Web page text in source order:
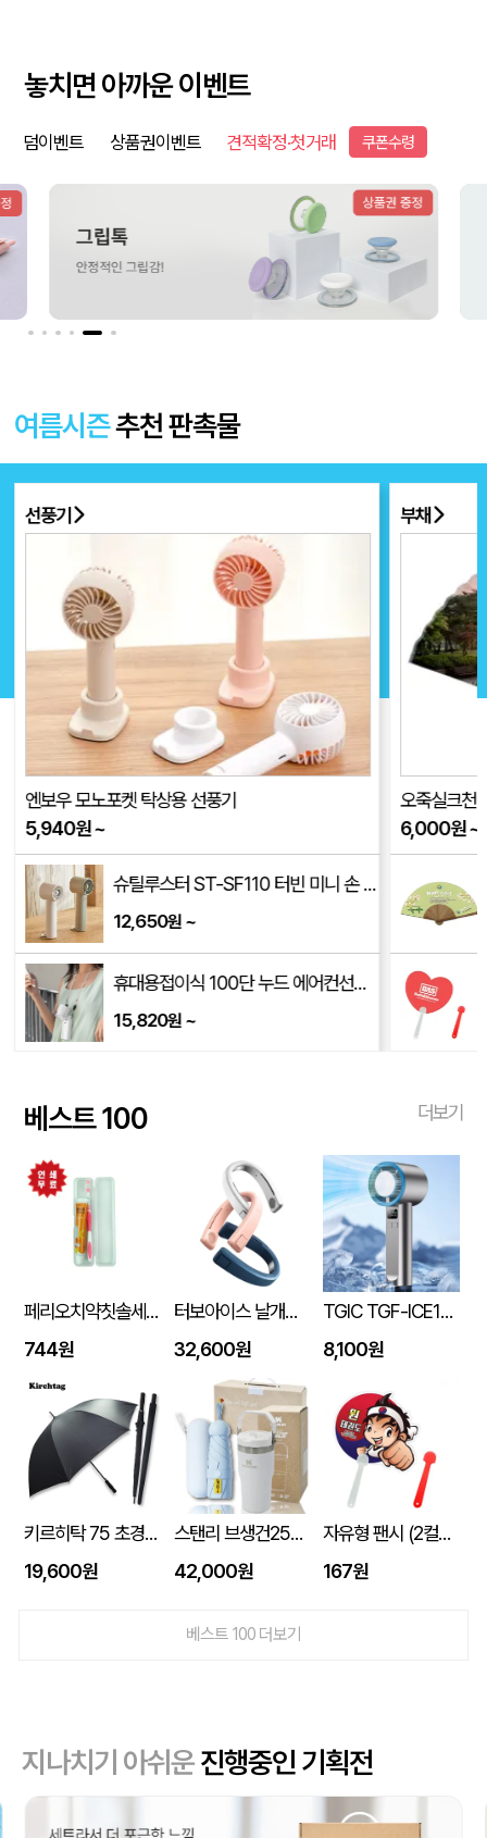
놓치면 아까운 이벤트
덤이벤트 상품권이벤트 견적확정·첫거래 쿠폰수령
여름시즌추천 판촉물
선풍기
엔보우 모노포켓 탁상용 선풍기
5,940원~
슈틸루스터 ST-SF110 터빈 미니 손 선풍기(품절)
12,650원~
휴대용접이식 100단 누드 에어컨선풍기 FC3
15,820원~
부채
오죽실크천
6,000원~
베스트 100 더보기
페리오치약칫솔세트
744원
터보아이스 날개없는 넥쿨러 4000mAh
32,600원
TGIC TGF-ICE1800 휴대용 냉각 선풍기
8,100원
키르히탁 75 초경량 올카본 UV 암막우산
19,600원
스탠리 브생건250호(스탠리 아이스플로우 플립591ml+5단 6K UV암막양우산 파우치포함)
42,000원
자유형 팬시 (2컬러) 부채 150&#8709;~190&#8709; (손잡이110mm)
167원
베스트 100 더보기
지나치기 아쉬운진행중인 기획전